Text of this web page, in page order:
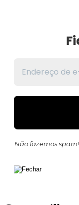
Não fazemos